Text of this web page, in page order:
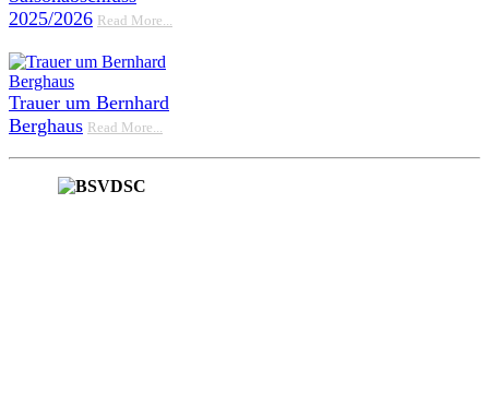
2025/2026 Read More...
Trauer um Bernhard
Berghaus Read More...